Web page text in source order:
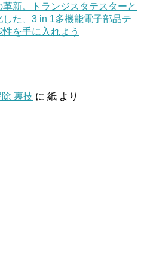
新。トランジスタテスターと
た、3 in 1多機能電子部品テ
を手に入れよう
裏技 に 紙 より